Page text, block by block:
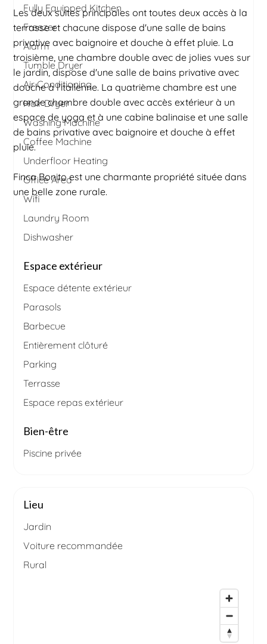
Les deux suites principales ont toutes deux accès à la
terrasse et chacune dispose d'une salle de bains
privative avec baignoire et douche à effet pluie. La
troisième, une chambre double avec de jolies vues sur
le jardin, dispose d'une salle de bains privative avec
douche à l'italienne. La quatrième chambre est une
grande chambre double avec accès extérieur à un
espace de yoga et à une cabine balinaise et une salle
de bains privative avec baignoire et douche à effet
pluie.
Finca Bonito est une charmante propriété située dans
une belle zone rurale.
Fully Equipped Kitchen
Freezer
Alarm
Tumble Dryer
Air Conditioning
Hair Dryer
Washing Machine
Coffee Machine
Underfloor Heating
Office Area
Wifi
Laundry Room
Dishwasher
Espace extérieur
Espace détente extérieur
Parasols
Barbecue
Entièrement clôturé
Parking
Terrasse
Espace repas extérieur
Bien-être
Piscine privée
Lieu
Jardin
Voiture recommandée
Rural